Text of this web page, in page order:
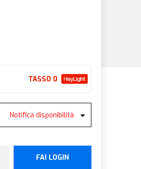
TASSO 0
Notifica disponibilità
FAI LOGIN